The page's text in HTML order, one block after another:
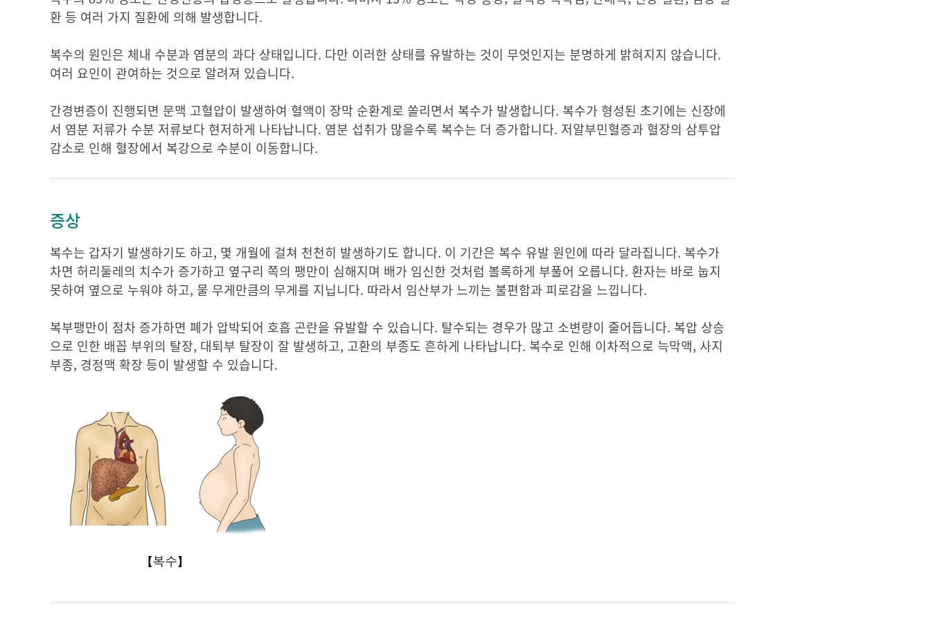
환 등 여러 가지 질환에 의해 발생합니다.
복수의 원인은 체내 수분과 염분의 과다 상태입니다. 다만 이러한 상태를 유발하는 것이 무엇인지는 분명하게 밝혀지지 않습니다.
여러 요인이 관여하는 것으로 알려져 있습니다.
간경변증이 진행되면 문맥 고혈압이 발생하여 혈액이 장막 순환계로 쏠리면서 복수가 발생합니다. 복수가 형성된 초기에는 신장에
서 염분 저류가 수분 저류보다 현저하게 나타납니다. 염분 섭취가 많을수록 복수는 더 증가합니다. 저알부민혈증과 혈장의 삼투압
감소로 인해 혈장에서 복강으로 수분이 이동합니다.
증상
복수는 갑자기 발생하기도 하고, 몇 개월에 걸쳐 천천히 발생하기도 합니다. 이 기간은 복수 유발 원인에 따라 달라집니다. 복수가
차면 허리둘레의 치수가 증가하고 옆구리 쪽의 팽만이 심해지며 배가 임신한 것처럼 볼록하게 부풀어 오릅니다. 환자는 바로 눕지
못하여 옆으로 누워야 하고, 물 무게만큼의 무게를 지닙니다. 따라서 임산부가 느끼는 불편함과 피로감을 느낍니다.
복부팽만이 점차 증가하면 폐가 압박되어 호흡 곤란을 유발할 수 있습니다. 탈수되는 경우가 많고 소변량이 줄어듭니다. 복압 상승
으로 인한 배꼽 부위의 탈장, 대퇴부 탈장이 잘 발생하고, 고환의 부종도 흔하게 나타납니다. 복수로 인해 이차적으로 늑막액, 사지
부종, 경정맥 확장 등이 발생할 수 있습니다.